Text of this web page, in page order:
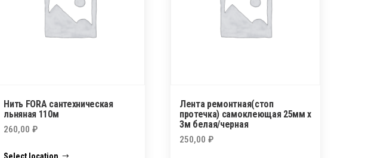
Нить FORA сантехническая
льняная 110м
260,00₽
Лента ремонтная(стоп
протечка) самоклеющая 25мм х
3м белая/черная
250,00₽